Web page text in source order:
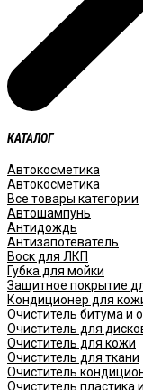
КАТАЛОГ
Автокосметика
Автокосметика
Все товары категории
Автошампунь
Антидождь
Антизапотеватель
Воск для ЛКП
Губка для мойки
Защитное покрытие
Кондиционер для
Очиститель битума и
Очиститель для
Очиститель для кожи
Очиститель для ткани
Очиститель
Очиститель пластика